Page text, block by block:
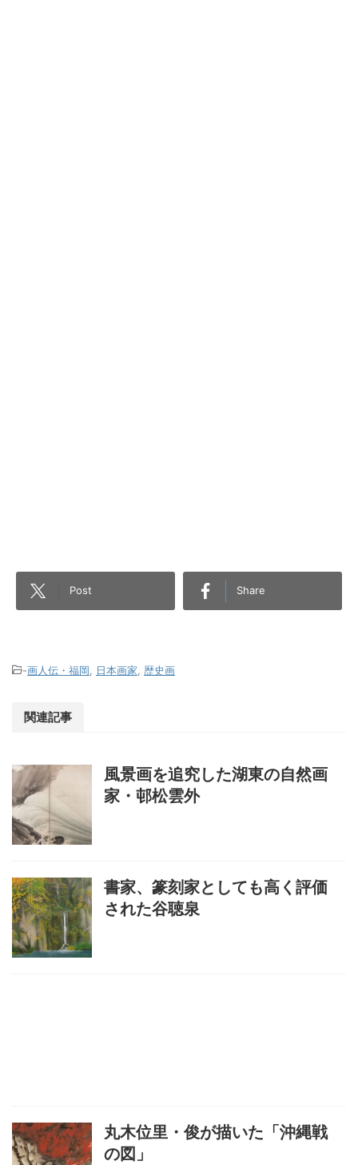
Post Share
-画人伝・福岡, 日本画家, 歴史画
関連記事
風景画を追究した湖東の自然画
家・邨松雲外
書家、篆刻家としても高く評価
された谷聴泉
丸木位里・俊が描いた「沖縄戦
の図」